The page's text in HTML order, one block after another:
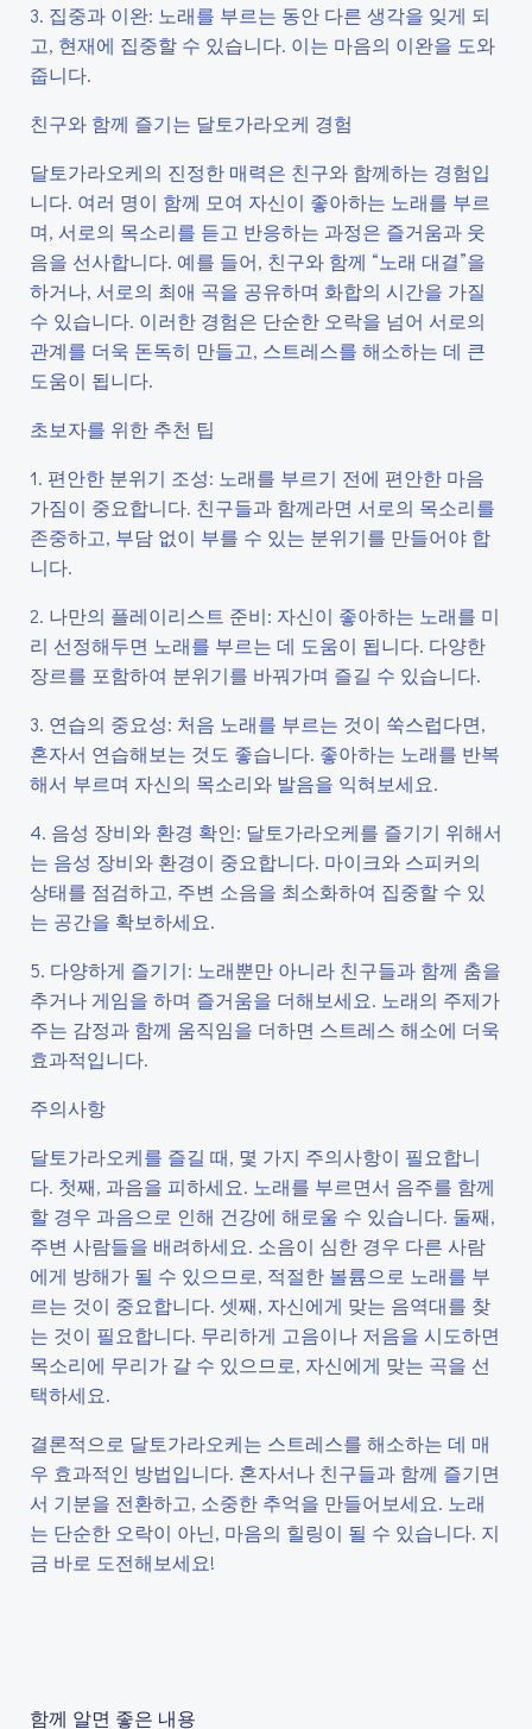
3. 집중과 이완: 노래를 부르는 동안 다른 생각을 잊게 되
고, 현재에 집중할 수 있습니다. 이는 마음의 이완을 도와
줍니다.
친구와 함께 즐기는 달토가라오케 경험
달토가라오케의 진정한 매력은 친구와 함께하는 경험입
니다. 여러 명이 함께 모여 자신이 좋아하는 노래를 부르
며, 서로의 목소리를 듣고 반응하는 과정은 즐거움과 웃
음을 선사합니다. 예를 들어, 친구와 함께 “노래 대결”을
하거나, 서로의 최애 곡을 공유하며 화합의 시간을 가질
수 있습니다. 이러한 경험은 단순한 오락을 넘어 서로의
관계를 더욱 돈독히 만들고, 스트레스를 해소하는 데 큰
도움이 됩니다.
초보자를 위한 추천 팁
1. 편안한 분위기 조성: 노래를 부르기 전에 편안한 마음
가짐이 중요합니다. 친구들과 함께라면 서로의 목소리를
존중하고, 부담 없이 부를 수 있는 분위기를 만들어야 합
니다.
2. 나만의 플레이리스트 준비: 자신이 좋아하는 노래를 미
리 선정해두면 노래를 부르는 데 도움이 됩니다. 다양한
장르를 포함하여 분위기를 바꿔가며 즐길 수 있습니다.
3. 연습의 중요성: 처음 노래를 부르는 것이 쑥스럽다면,
혼자서 연습해보는 것도 좋습니다. 좋아하는 노래를 반복
해서 부르며 자신의 목소리와 발음을 익혀보세요.
4. 음성 장비와 환경 확인: 달토가라오케를 즐기기 위해서
는 음성 장비와 환경이 중요합니다. 마이크와 스피커의
상태를 점검하고, 주변 소음을 최소화하여 집중할 수 있
는 공간을 확보하세요.
5. 다양하게 즐기기: 노래뿐만 아니라 친구들과 함께 춤을
추거나 게임을 하며 즐거움을 더해보세요. 노래의 주제가
주는 감정과 함께 움직임을 더하면 스트레스 해소에 더욱
효과적입니다.
주의사항
달토가라오케를 즐길 때, 몇 가지 주의사항이 필요합니
다. 첫째, 과음을 피하세요. 노래를 부르면서 음주를 함께
할 경우 과음으로 인해 건강에 해로울 수 있습니다. 둘째,
주변 사람들을 배려하세요. 소음이 심한 경우 다른 사람
에게 방해가 될 수 있으므로, 적절한 볼륨으로 노래를 부
르는 것이 중요합니다. 셋째, 자신에게 맞는 음역대를 찾
는 것이 필요합니다. 무리하게 고음이나 저음을 시도하면
목소리에 무리가 갈 수 있으므로, 자신에게 맞는 곡을 선
택하세요.
결론적으로 달토가라오케는 스트레스를 해소하는 데 매
우 효과적인 방법입니다. 혼자서나 친구들과 함께 즐기면
서 기분을 전환하고, 소중한 추억을 만들어보세요. 노래
는 단순한 오락이 아닌, 마음의 힐링이 될 수 있습니다. 지
금 바로 도전해보세요!
함께 알면 좋은 내용